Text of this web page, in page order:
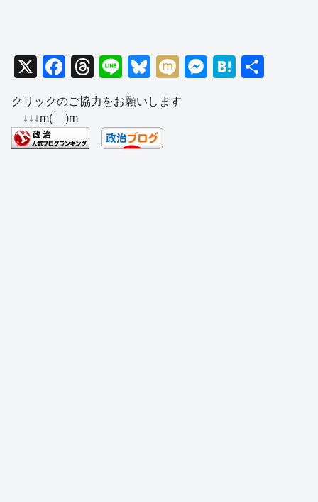
X
F
c
e
b
T
hr
e
a
d
Li
n
e
Bl
u
e
sk
y
M
M
H
クリックのご協力をお願いします
↓↓↓m(__)m